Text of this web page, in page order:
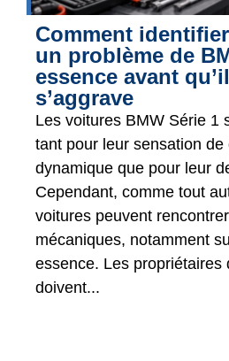
Comment
un problème de
essence avant
s’aggrave
Les voitures BMW Série 1
tant pour leur sensation de
dynamique que pour leur
Cependant, comme tout
voitures peuvent
mécaniques, notamment
essence. Les propriétaires
doivent...